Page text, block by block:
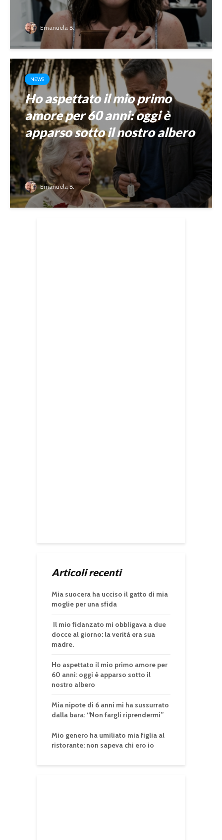
Emanuela B.
NEWS
Ho aspettato il mio primo
amore per 60 anni: oggi è
apparso sotto il nostro albero
Emanuela B.
Articoli recenti
Mia suocera ha ucciso il gatto di mia
moglie per una sfida
Il mio fidanzato mi obbligava a due
docce al giorno: la verità era sua
madre.
Ho aspettato il mio primo amore per
60 anni: oggi è apparso sotto il
nostro albero
Mia nipote di 6 anni mi ha sussurrato
dalla bara: “Non fargli riprendermi”
Mio genero ha umiliato mia figlia al
ristorante: non sapeva chi ero io